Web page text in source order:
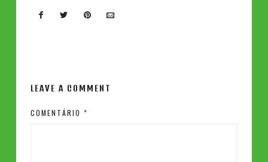
LEAVE A COMMENT
COMENTÁRIO *